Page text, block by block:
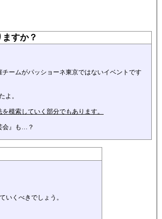
すか？
ームがパッショーネ東京ではないイベントです
よ。
模索していく部分でもあります。
会』も…？
いくべきでしょう。